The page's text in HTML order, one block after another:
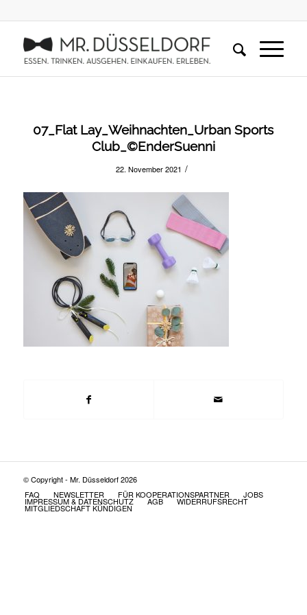
07_Flat Lay_Weihnachten_Urban Sports
Club_©EnderSuenni
22. November 2021 /
© Copyright - Mr. Düsseldorf 2026
FAQ
NEWSLETTER FÜR KOOPERATIONSPARTNER JOBS
IMPRESSUM & DATENSCHUTZ AGB WIDERRUFSRECHT
MITGLIEDSCHAFT KÜNDIGEN